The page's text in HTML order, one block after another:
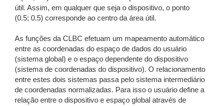
útil. Assim, em qualquer que seja o dispositivo, o ponto
(0.5; 0.5) corresponde ao centro da área útil.
As funções da CLBC efetuam um mapeamento automático
entre as coordenadas do espaço de dados do usuário
(sistema global) e o espaço dependente do dispositivo
(sistema de coordenadas do dispositivo). O relacionamento
entre estes dois sistemas passa pelo sistema intermediário
de coordenadas normalizadas. Para isso o usuário define a
relação entre o dispositivo e espaço global através de